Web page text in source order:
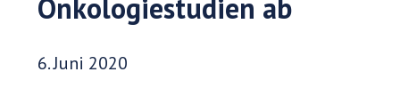
Onkologiestudien ab
Veröffentlichungsdatum:
6. Juni 2020